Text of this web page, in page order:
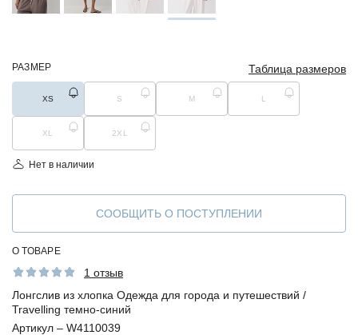
РАЗМЕР Таблица размеров
XS S M L
XL 2XL
Нет в наличии
СООБЩИТЬ О ПОСТУПЛЕНИИ
О ТОВАРЕ
1 отзыв
Лонгслив из хлопка Одежда для города и путешествий /
Travelling темно-синий
Артикул – W4110039